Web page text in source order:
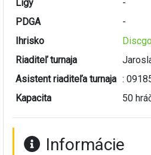
Ligy
-
PDGA
-
Ihrisko
Riaditeľ turnaja
Asistent riaditeľa turnaja :
Kapacita
50
Informácie